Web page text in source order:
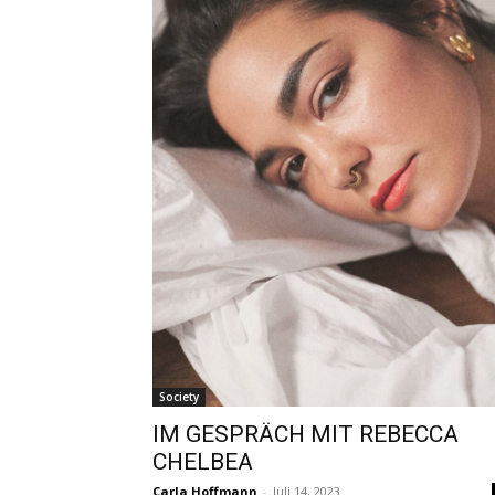
Society
IM GESPRÄCH MIT REBECCA
CHELBEA
Carla Hoffmann - Juli 14, 2023